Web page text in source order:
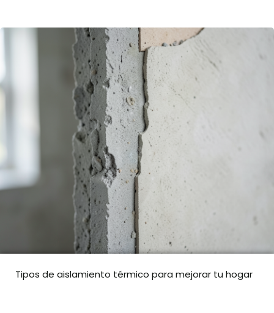
Tipos de aislamiento térmico para mejorar tu hogar